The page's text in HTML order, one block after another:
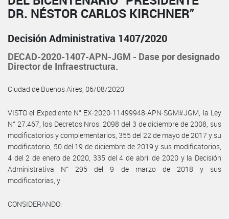
DR. NÉSTOR CARLOS KIRCHNER”
Decisión Administrativa 1407/2020
DECAD-2020-1407-APN-JGM - Dase por designado
Director de Infraestructura.
Ciudad de Buenos Aires, 06/08/2020
VISTO el Expediente N° EX-2020-11499948-APN-SGM#JGM, la Ley
N° 27.467, los Decretos Nros. 2098 del 3 de diciembre de 2008, sus
modificatorios y complementarios, 355 del 22 de mayo de 2017 y su
modificatorio, 50 del 19 de diciembre de 2019 y sus modificatorios,
4 del 2 de enero de 2020, 335 del 4 de abril de 2020 y la Decisión
Administrativa N° 295 del 9 de marzo de 2018 y sus
modificatorias, y
CONSIDERANDO: